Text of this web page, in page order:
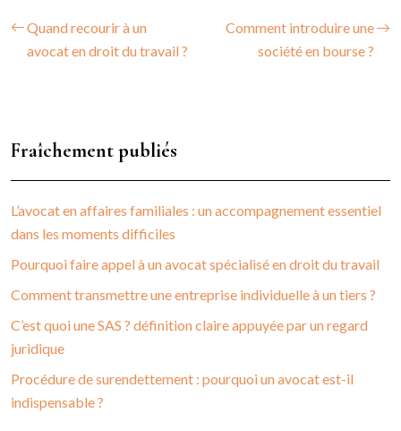
Quand recourir à un
avocat en droit du travail ?
Comment introduire une
société en bourse ?
Fraîchement publiés
L’avocat en affaires familiales : un accompagnement essentiel
dans les moments difficiles
Pourquoi faire appel à un avocat spécialisé en droit du travail
Comment transmettre une entreprise individuelle à un tiers ?
C’est quoi une SAS ? définition claire appuyée par un regard
juridique
Procédure de surendettement : pourquoi un avocat est-il
indispensable ?